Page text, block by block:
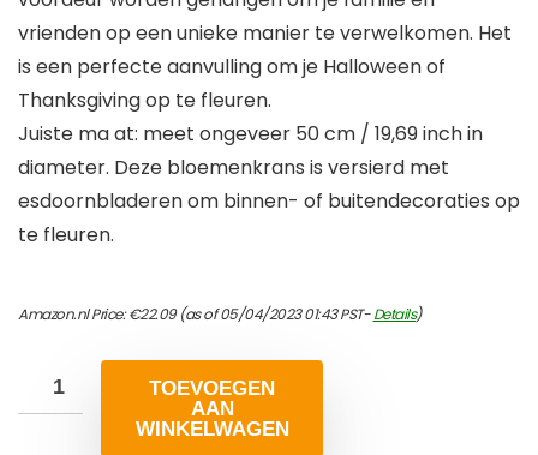
vrienden op een unieke manier te verwelkomen. Het
is een perfecte aanvulling om je Halloween of
Thanksgiving op te fleuren.
Juiste ma at: meet ongeveer 50 cm / 19,69 inch in
diameter. Deze bloemenkrans is versierd met
esdoornbladeren om binnen- of buitendecoraties op
te fleuren.
Amazon.nl Price:€22.09(as of 05/04/2023 01:43 PST-Details)
TOEVOEGEN
AAN
WINKELWAGEN